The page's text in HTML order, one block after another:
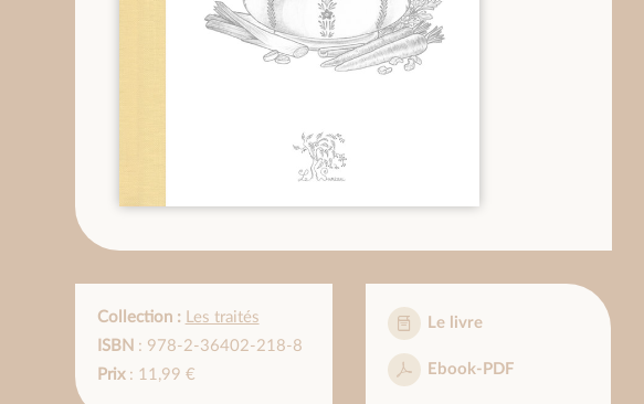
Collection : Les traités
ISBN : 978-2-36402-218-8
Prix: 11,99 €
Le livre
Ebook-PDF